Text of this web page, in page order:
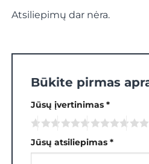
Atsiliepimų dar nėra.
Būkite pirmas
Jūsų įvertinimas *
Jūsų atsiliepimas *